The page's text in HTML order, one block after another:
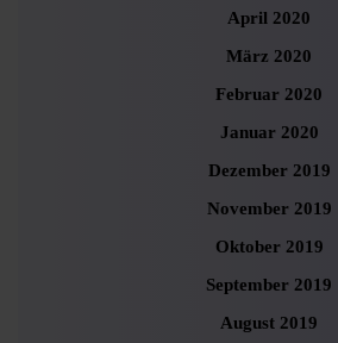
April 2020
März 2020
Februar 2020
Januar 2020
Dezember 2019
November 2019
Oktober 2019
September 2019
August 2019